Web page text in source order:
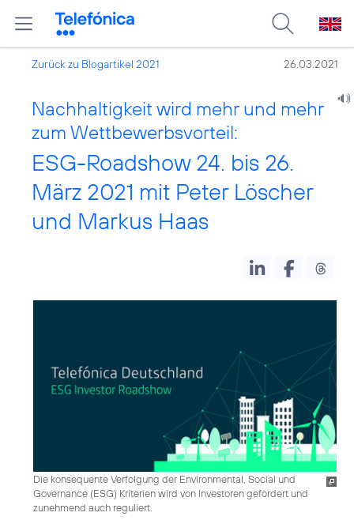
Zurück zu Blogartikel 2021 26.03.2021
Nachhaltigkeit wird mehr und mehr
zum Wettbewerbsvorteil:
ESG-Roadshow 24. bis 26.
März 2021 mit Peter Löscher
und Markus Haas
Die konsequente Verfolgung der Environmental, Social und
Governance (ESG) Kriterien wird von Investoren gefordert und
zunehmend auch reguliert.